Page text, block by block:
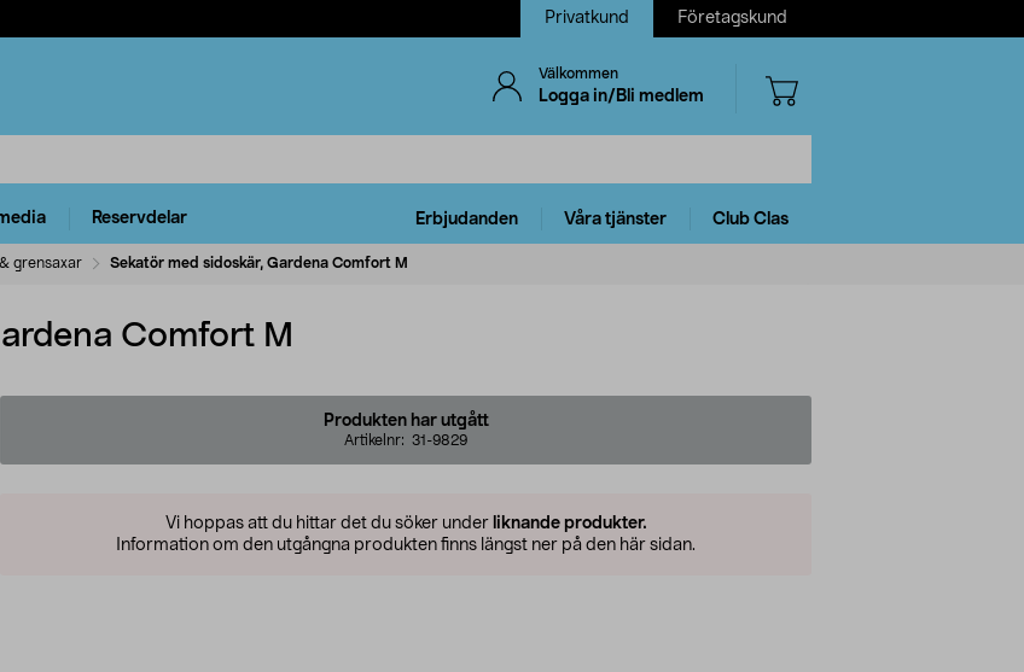
Privatkund Företagskund
Välkommen
Logga in/Bli medlem
Reservdelar Erbjudanden Våra tjänster Club Clas
grensaxar Sekatör med sidoskär, Gardena Comfort M
Comfort M
Produkten har utgått
Artikelnr: 31-9829
Vi hoppas att du hittar det du söker under liknande produkter.
Information om den utgångna produkten finns längst ner på den här sidan.